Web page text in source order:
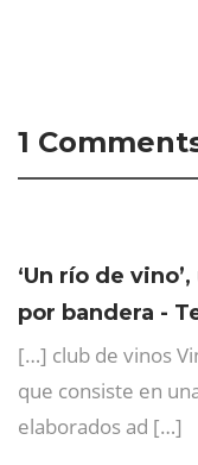
1
‘Un río de
por bandera -
[…] club de vinos
que consiste en
elaborados ad […]